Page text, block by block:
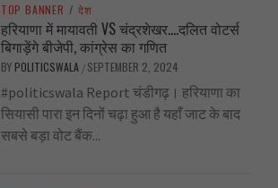
TOP BANNER / देश
हरियाणा में मायावती VS चंद्रशेखर….दलित वोटर्स
बिगाड़ेंगे बीजेपी, कांग्रेस का गणित
BY POLITICSWALA / SEPTEMBER 2, 2024
#politicswala Report चंडीगढ़। हरियाणा का
सियासी पारा इन दिनों चढ़ा हुआ है यहाँ जाट के बाद
सबसे बड़ा वोट बैंक...